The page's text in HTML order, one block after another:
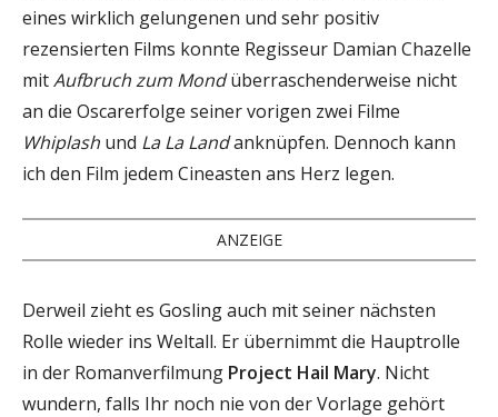
eines wirklich gelungenen und sehr positiv
rezensierten Films konnte Regisseur Damian Chazelle
mitAufbruch zum Mondüberraschenderweise nicht
an die Oscarerfolge seiner vorigen zwei Filme
Whiplash und La La Landanknüpfen. Dennoch kann
ich den Film jedem Cineasten ans Herz legen.
ANZEIGE
Derweil zieht es Gosling auch mit seiner nächsten
Rolle wieder ins Weltall. Er übernimmt die Hauptrolle
in der Romanverfilmung Project Hail Mary. Nicht
wundern, falls Ihr noch nie von der Vorlage gehört